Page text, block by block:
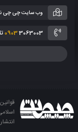
وب سایت چی چی
09033063003 تلگرام و تماس در صورت لزوم